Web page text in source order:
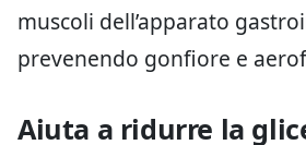
muscoli dell’apparato
prevenendo gonfiore e
Aiuta a ridurre la